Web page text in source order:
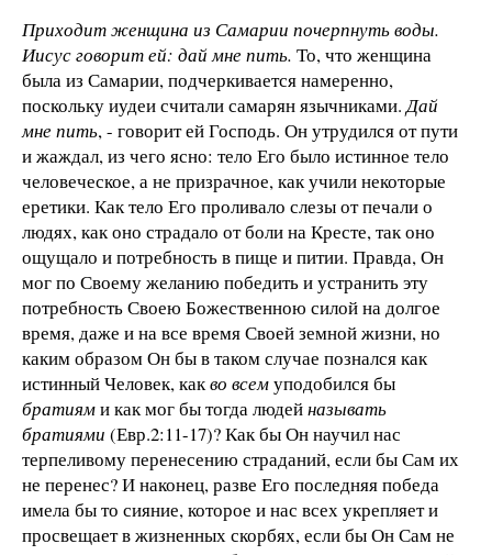
Приходит женщина из Самарии почерпнуть воды.
Иисус говорит ей: дай мне пить. То, что женщина
была из Самарии, подчеркивается намеренно,
поскольку иудеи считали самарян язычниками.Дай
мне пить, - говорит ей Господь. Он утрудился от пути
и жаждал, из чего ясно: тело Его было истинное тело
человеческое, а не призрачное, как учили некоторые
еретики. Как тело Его проливало слезы от печали о
людях, как оно страдало от боли на Кресте, так оно
ощущало и потребность в пище и питии. Правда, Он
мог по Своему желанию победить и устранить эту
потребность Своею Божественною силой на долгое
время, даже и на все время Своей земной жизни, но
каким образом Он бы в таком случае познался как
истинный Человек, какво всемуподобился бы
братиями как мог бы тогда людейназывать
братиями (Евр.2:11-17)? Как бы Он научил нас
терпеливому перенесению страданий, если бы Сам их
не перенес? И наконец, разве Его последняя победа
имела бы то сияние, которое и нас всех укрепляет и
просвещает в жизненных скорбях, если бы Он Сам не